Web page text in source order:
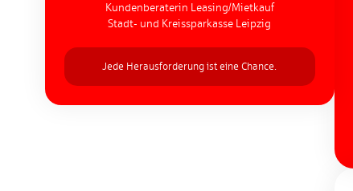
Kundenberaterin Leasing/Mietkauf
Stadt- und Kreissparkasse Leipzig
Jede Herausforderung ist eine Chance.